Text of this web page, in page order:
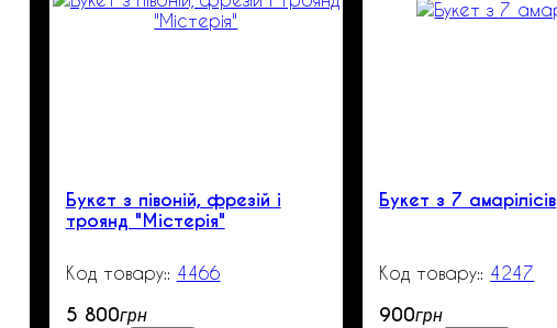
Букет з півоній, фрезій і
троянд "Містерія"
4466
5 800грн
Букет з 7 амарілісів
4247
900грн